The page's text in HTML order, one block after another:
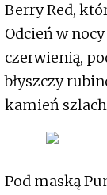
Berry Red,
Odcień w
czerwienią,
błyszczy
kamień
Pod maską